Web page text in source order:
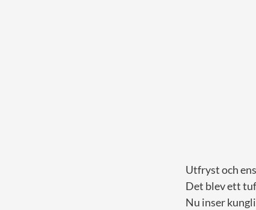
Utfryst och
Det blev ett
Nu inser